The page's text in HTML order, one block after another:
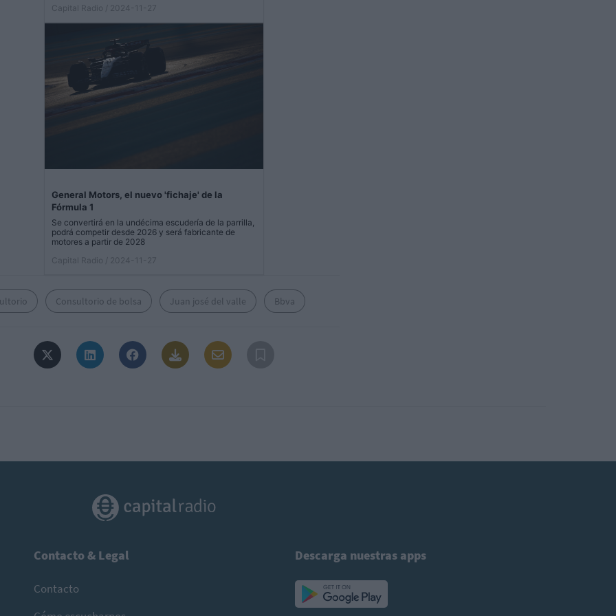
Capital Radio / 2024-11-27
General Motors, el nuevo 'fichaje' de la
Fórmula 1
Se convertirá en la undécima escudería de la parrilla,
podrá competir desde 2026 y será fabricante de
motores a partir de 2028
Capital Radio
/ 2024-11-27
Consultorio de bolsa Juan josé del valle Bbva
Contacto & Legal
Contacto
Descarga nuestras apps